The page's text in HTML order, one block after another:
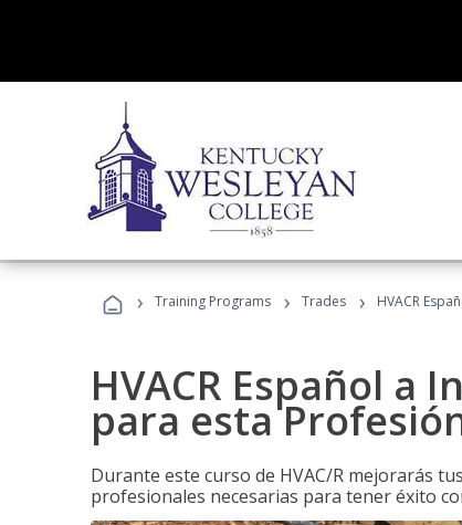
› Training Programs › Trades › HVACR
HVACR Español a
para esta
Durante este curso de HVAC/R mejorarás
profesionales necesarias para tener éxito